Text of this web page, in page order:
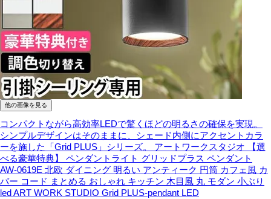
他の画像を見る
コンパクトながら高効率LEDで驚くほどの明るさの確保を実現。
シンプルデザインはそのままに、シェード内側にアクセントカラ
ーを施した「Grid PLUS」シリーズ。
アートワークスタジオ 【選
べる豪華特典】 ペンダントライト グリッドプラス ペンダント
AW-0619E 北欧 ダイニング 明るい アンティーク 円筒 カフェ風 カ
バー コード まとめる おしゃれ キッチン 木目風 丸 モダン 小ぶり
led ART WORK STUDIO Grid PLUS-pendant LED